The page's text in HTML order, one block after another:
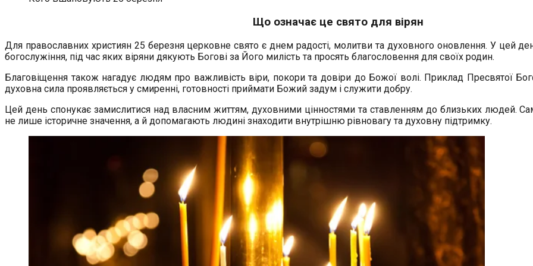
Що означає це свято для вірян
Для православних християн 25 березня церковне свято є днем радості, молитви та духовного оновлення. У цей
богослужіння, під час яких віряни дякують Богові за Його милість та просять благословення для своїх родин.
Благовіщення також нагадує людям про важливість віри, покори та довіри до Божої волі. Приклад Пресвятої
духовна сила проявляється у смиренні, готовності приймати Божий задум і служити добру.
Цей день спонукає замислитися над власним життям, духовними цінностями та ставленням до близьких людей.
не лише історичне значення, а й допомагають людині знаходити внутрішню рівновагу та духовну підтримку.